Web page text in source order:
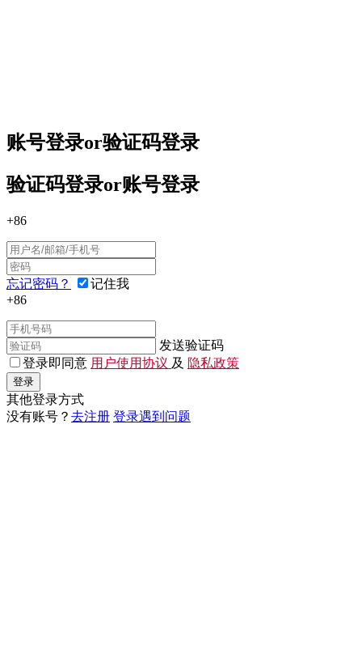
账号登录or验证码登录
验证码登录or账号登录
+86
忘记密码？
记住我
+86
发送验证码
登录即同意 用户使用协议 及 隐私政策
登录
其他登录方式
没有账号？ 去注册 登录遇到问题